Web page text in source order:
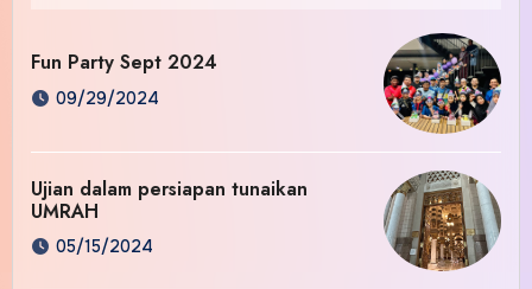
Fun Party Sept 2024
09/29/2024
Ujian dalam persiapan tunaikan
UMRAH
05/15/2024